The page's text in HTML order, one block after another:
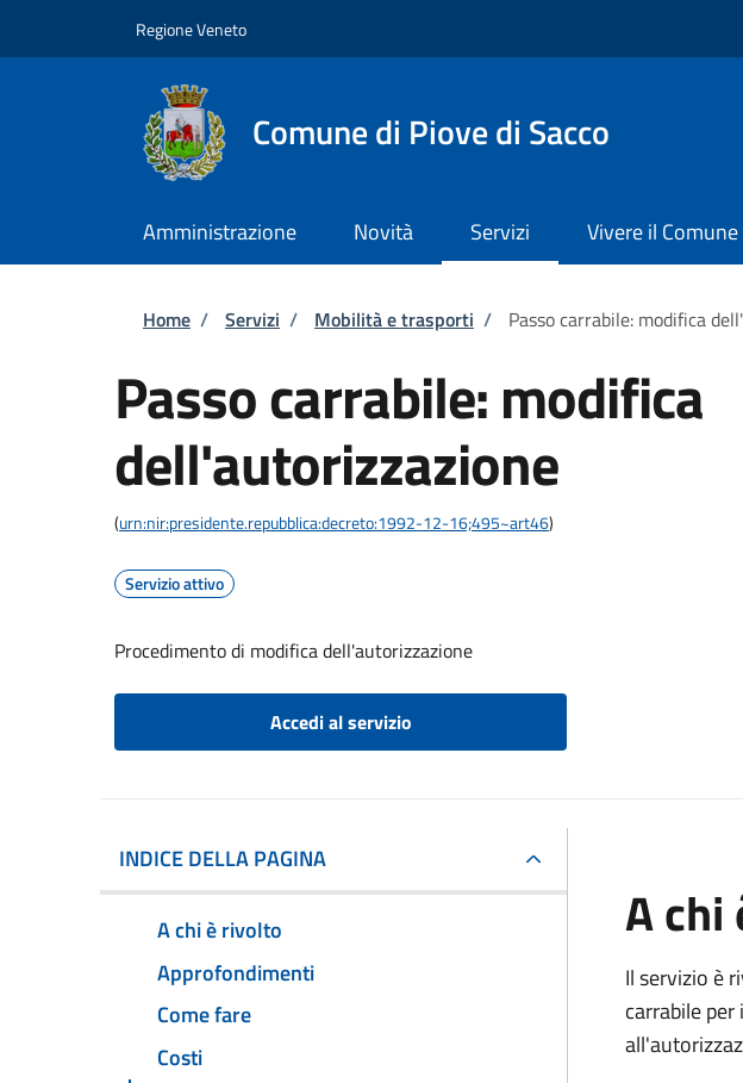
Regione Veneto
Comune di Piove di Sacco
Amministrazione Novità Servizi Vivere il Comune
Briciole di pane
Home / Servizi / Mobilità e trasporti / Passo carrabile: modifica
Passo carrabile: modifica
dell'autorizzazione
(urn:nir:presidente.repubblica:decreto:1992-12-16;495~art46)
Servizio attivo
Procedimento di modifica dell'autorizzazione
Accedi al servizio
INDICE DELLA PAGINA
A chi è rivolto
Approfondimenti
Come fare
Costi
A
Il servizio è
carrabile